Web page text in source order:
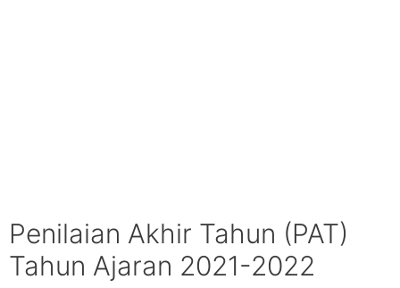
Penilaian Akhir Tahun (PAT)
Tahun Ajaran 2021-2022